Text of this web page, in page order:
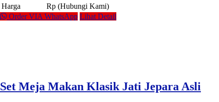
Harga
Rp (Hubungi Kami)
Order VIA WhatsApp Lihat Detail
Set Meja Makan Klasik Jati Jepara Asli